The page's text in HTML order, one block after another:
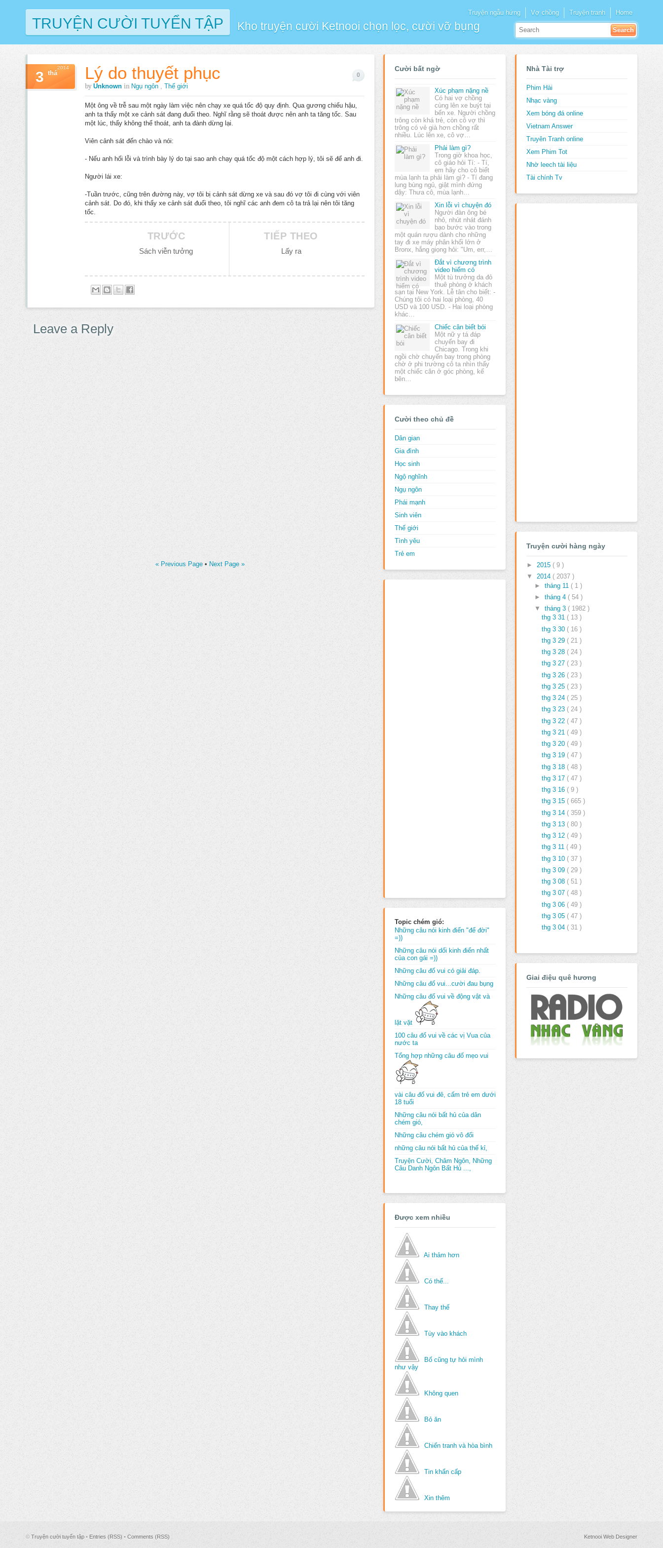
TRUYỆN CƯỜI TUYỂN TẬP Kho truyện cười Ketnooi chọn lọc, cười vỡ bụng
Truyện ngẫu hứng Vợ chồng Truyện tranh Home
Lý do thuyết phục
by Unknown in Ngụ ngôn , Thế giới
3 thá
2014
0
Một ông về trễ sau một ngày làm việc nên chạy xe quá tốc độ quy định. Qua gương chiếu hậu,
anh ta thấy một xe cảnh sát đang đuổi theo. Nghĩ rằng sẽ thoát được nên anh ta tăng tốc. Sau
một lúc, thấy không thể thoát, anh ta đành dừng lại.
Viên cảnh sát đến chào và nói:
- Nếu anh hối lỗi và trình bày lý do tại sao anh chạy quá tốc độ một cách hợp lý, tôi sẽ để anh đi.
Người lái xe:
-Tuần trước, cũng trên đường này, vợ tôi bị cảnh sát dừng xe và sau đó vợ tôi đi cùng với viên
cảnh sát. Do đó, khi thấy xe cảnh sát đuổi theo, tôi nghĩ các anh đem cô ta trả lại nên tôi tăng
tốc.
TIẾP THEO
Lấy ra
TRƯỚC
Sách viễn tưởng
Leave a Reply
« Previous Page • Next Page »
Cười bất ngờ
Xúc phạm nặng nề
Có hai vợ chồng
cùng lên xe buýt tại
bến xe. Người chồng
trông còn khá trẻ, còn cô vợ thì
trông có vẻ già hơn chồng rất
nhiều. Lúc lên xe, cô vợ…
Phải làm gì?
Trong giờ khoa học,
cô giáo hỏi Tí: - Tí,
em hãy cho cô biết
mùa lạnh ta phải làm gì? - Tí đang
lung bùng ngủ, giật mình đứng
dậy: Thưa cô, mùa lạnh…
Xin lỗi vì chuyện đó
Người đàn ông bé
nhỏ, nhút nhát đánh
bạo bước vào trong
một quán rượu dành cho những
tay đi xe máy phân khối lớn ở
Bronx, hắng giọng hỏi: "Um, err,…
Đắt vì chương trình
video hiếm có
Một tù trưởng da đỏ
thuê phòng ở khách
sạn tại New York. Lễ tân cho biết: -
Chúng tôi có hai loại phòng, 40
USD và 100 USD. - Hai loại phòng
khác…
Chiếc cân biết bói
Một nữ y tá đáp
chuyến bay đi
Chicago. Trong khi
ngồi chờ chuyến bay trong phòng
chờ ở phi trường cô ta nhìn thấy
một chiếc cân ở góc phòng, kế
bên…
Cười theo chủ đề
Dân gian
Gia đình
Học sinh
Ngộ nghĩnh
Ngụ ngôn
Phái mạnh
Sinh viên
Thế giới
Tình yêu
Trẻ em
Topic chém gió:
Những câu nói kinh điển "để đời"
=))
Những câu nói dối kinh điển nhất
của con gái =))
Những câu đố vui có giải đáp.
Những câu đố vui...cười đau bụng
Những câu đố vui về động vật và
lặt vặt
100 câu đố vui về các vị Vua của
nước ta
Tổng hợp những câu đố mẹo vui
vài câu đố vui đê, cấm trẻ em dưới
18 tuổi
Những câu nói bất hủ của dân
chém gió,
Những câu chém gió vô đối
những câu nói bất hủ của thế kỉ,
Truyện Cười, Châm Ngôn, Những
Câu Danh Ngôn Bất Hủ ...,
Được xem nhiều
Ai thảm hơn
Có thể...
Thay thế
Tùy vào khách
Bố cũng tự hỏi mình
như vậy
Không quen
Bỏ ăn
Chiến tranh và hòa bình
Tin khẩn cấp
Xin thêm
Nhà Tài trợ
Phim Hài
Nhạc vàng
Xem bóng đá online
Vietnam Answer
Truyên Tranh online
Xem Phim Tot
Nhờ leech tài liệu
Tài chính Tv
Truyện cười hàng ngày
► 2015 ( 9 )
▼ 2014 ( 2037 )
► tháng 11 ( 1 )
► tháng 4 ( 54 )
▼ tháng 3 ( 1982 )
thg 3 31 ( 13 )
thg 3 30 ( 16 )
thg 3 29 ( 21 )
thg 3 28 ( 24 )
thg 3 27 ( 23 )
thg 3 26 ( 23 )
thg 3 25 ( 23 )
thg 3 24 ( 25 )
thg 3 23 ( 24 )
thg 3 22 ( 47 )
thg 3 21 ( 49 )
thg 3 20 ( 49 )
thg 3 19 ( 47 )
thg 3 18 ( 48 )
thg 3 17 ( 47 )
thg 3 16 ( 9 )
thg 3 15 ( 665 )
thg 3 14 ( 359 )
thg 3 13 ( 80 )
thg 3 12 ( 49 )
thg 3 11 ( 49 )
thg 3 10 ( 37 )
thg 3 09 ( 29 )
thg 3 08 ( 51 )
thg 3 07 ( 48 )
thg 3 06 ( 49 )
thg 3 05 ( 47 )
thg 3 04 ( 31 )
Giai điệu quê hương
© Truyện cười tuyển tập • Entries (RSS) • Comments (RSS) Ketnooi Web Designer